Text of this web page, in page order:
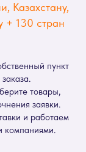
Казахстану,
+ 130 стран
пункт
товары,
заявки.
и работаем
компаниями.